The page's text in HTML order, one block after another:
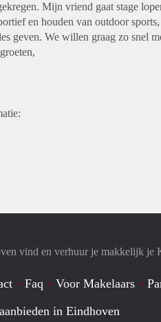
Mijn vriend gaat stage
en houden van outdoor
geven. We willen graag zo snel
vind en verhuur je makkelijk je
Faq Voor Makelaars
in Eindhoven